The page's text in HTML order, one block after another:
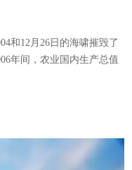
和12月26日的海啸摧毁了
年间，农业国内生产总值